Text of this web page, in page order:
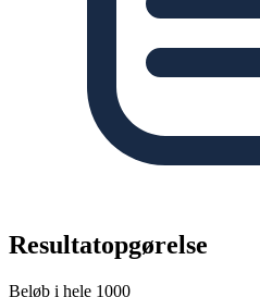
Resultatopgørelse
Beløb i hele 1000